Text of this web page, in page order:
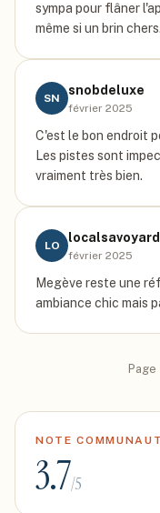
sympa pour flâner
même si un brin
SN
snobdeluxe
février 2025
C'est le bon endroit
Les pistes sont
vraiment très bien.
LO
localsavoyard
février 2025
Megève reste une
ambiance chic mais
Page
NOTE
3.7/5